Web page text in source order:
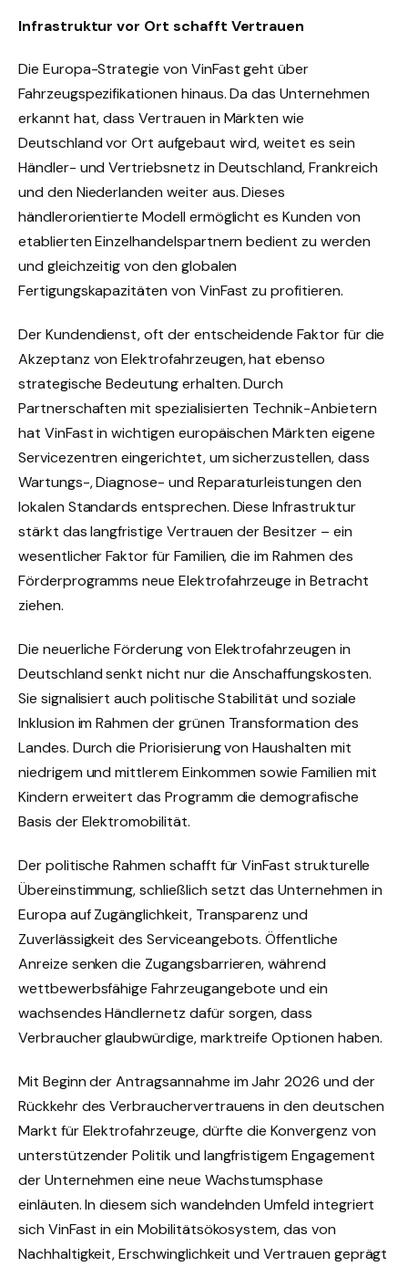
Infrastruktur vor Ort schafft Vertrauen
Die Europa-Strategie von VinFast geht über
Fahrzeugspezifikationen hinaus. Da das Unternehmen
erkannt hat, dass Vertrauen in Märkten wie
Deutschland vor Ort aufgebaut wird, weitet es sein
Händler- und Vertriebsnetz in Deutschland, Frankreich
und den Niederlanden weiter aus. Dieses
händlerorientierte Modell ermöglicht es Kunden von
etablierten Einzelhandelspartnern bedient zu werden
und gleichzeitig von den globalen
Fertigungskapazitäten von VinFast zu profitieren.
Der Kundendienst, oft der entscheidende Faktor für die
Akzeptanz von Elektrofahrzeugen, hat ebenso
strategische Bedeutung erhalten. Durch
Partnerschaften mit spezialisierten Technik-Anbietern
hat VinFast in wichtigen europäischen Märkten eigene
Servicezentren eingerichtet, um sicherzustellen, dass
Wartungs-, Diagnose- und Reparaturleistungen den
lokalen Standards entsprechen. Diese Infrastruktur
stärkt das langfristige Vertrauen der Besitzer – ein
wesentlicher Faktor für Familien, die im Rahmen des
Förderprogramms neue Elektrofahrzeuge in Betracht
ziehen.
Die neuerliche Förderung von Elektrofahrzeugen in
Deutschland senkt nicht nur die Anschaffungskosten.
Sie signalisiert auch politische Stabilität und soziale
Inklusion im Rahmen der grünen Transformation des
Landes. Durch die Priorisierung von Haushalten mit
niedrigem und mittlerem Einkommen sowie Familien mit
Kindern erweitert das Programm die demografische
Basis der Elektromobilität.
Der politische Rahmen schafft für VinFast strukturelle
Übereinstimmung, schließlich setzt das Unternehmen in
Europa auf Zugänglichkeit, Transparenz und
Zuverlässigkeit des Serviceangebots. Öffentliche
Anreize senken die Zugangsbarrieren, während
wettbewerbsfähige Fahrzeugangebote und ein
wachsendes Händlernetz dafür sorgen, dass
Verbraucher glaubwürdige, marktreife Optionen haben.
Mit Beginn der Antragsannahme im Jahr 2026 und der
Rückkehr des Verbrauchervertrauens in den deutschen
Markt für Elektrofahrzeuge, dürfte die Konvergenz von
unterstützender Politik und langfristigem Engagement
der Unternehmen eine neue Wachstumsphase
einläuten. In diesem sich wandelnden Umfeld integriert
sich VinFast in ein Mobilitätsökosystem, das von
Nachhaltigkeit, Erschwinglichkeit und Vertrauen geprägt